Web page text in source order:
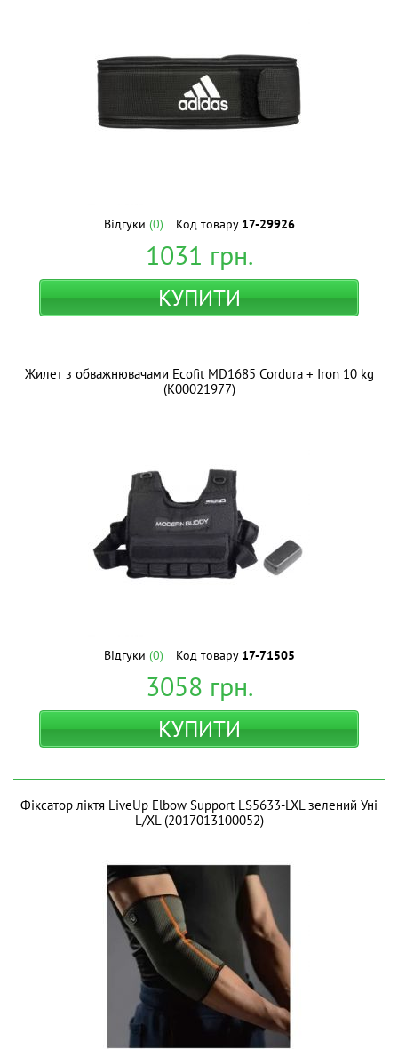
Відгуки (0) Код товару 17-29926
1031 грн.
КУПИТИ
Жилет з обважнювачами Ecofit MD1685 Cordura + Iron 10 kg
(К00021977)
Відгуки (0) Код товару 17-71505
3058 грн.
КУПИТИ
Фіксатор ліктя LiveUp Elbow Support LS5633-LXL зелений Уні
L/XL (2017013100052)